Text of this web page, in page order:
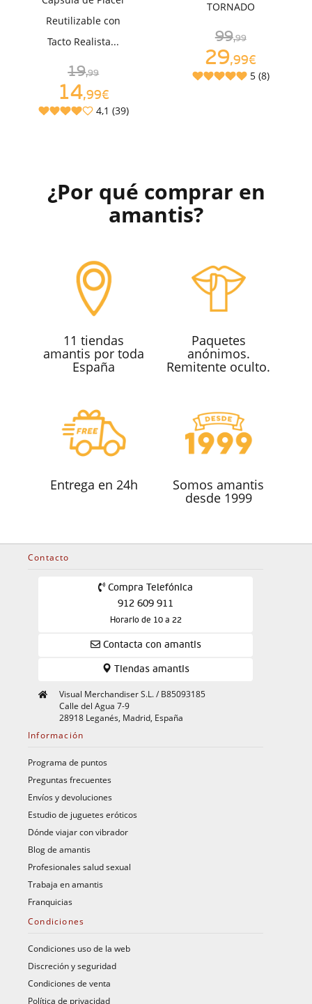
Reutilizable con
Tacto Realista...
19,99
14,99€
4,1 (39)
TORNADO
99,99
29,99€
5 (8)
¿Por qué comprar en
amantis?
11 tiendas
amantis por toda
España
Paquetes
anónimos.
Remitente oculto.
Entrega en 24h Somos amantis
desde 1999
Contacto
Compra Telefónica
912 609 911
Horario de 10 a 22
Contacta con amantis
Tiendas amantis
Visual Merchandiser S.L. / B85093185
Calle del Agua 7-9
28918 Leganés, Madrid, España
Información
Programa de puntos
Preguntas frecuentes
Envíos y devoluciones
Estudio de juguetes eróticos
Dónde viajar con vibrador
Blog de amantis
Profesionales salud sexual
Trabaja en amantis
Franquicias
Condiciones
Condiciones uso de la web
Discreción y seguridad
Condiciones de venta
Política de privacidad